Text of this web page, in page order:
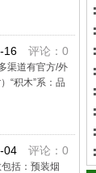
16评论：0
渠道有官方/外
“积木”系：品
04评论：0
括：预装烟